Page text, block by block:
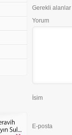
Gerekli alanlar
Yorum
İsim
E-posta